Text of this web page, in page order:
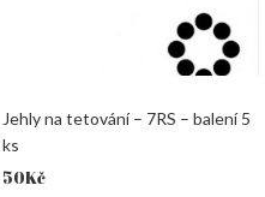
Jehly na tetování – 7RS – balení 5
ks
50Kč